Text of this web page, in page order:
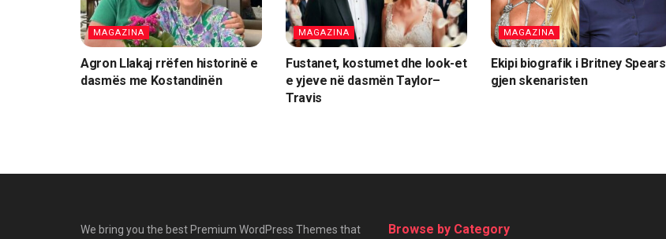
MAGAZINA
Agron Llakaj rrëfen historinë e
dasmës me Kostandinën
MAGAZINA
Fustanet, kostumet dhe look-et
e yjeve në dasmën Taylor–
Travis
MAGAZINA
Ekipi biografik i Britney Spears
gjen skenaristen
We bring you the best Premium WordPress Themes that
Browse by Category